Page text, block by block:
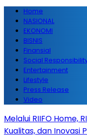
Home
NASIONAL
EKONOMI
BISNIS
Finansial
Social
Entertainment
Lifestyle
Press Release
Video
Melalui RIIFO Home,
Kualitas, dan Inovasi